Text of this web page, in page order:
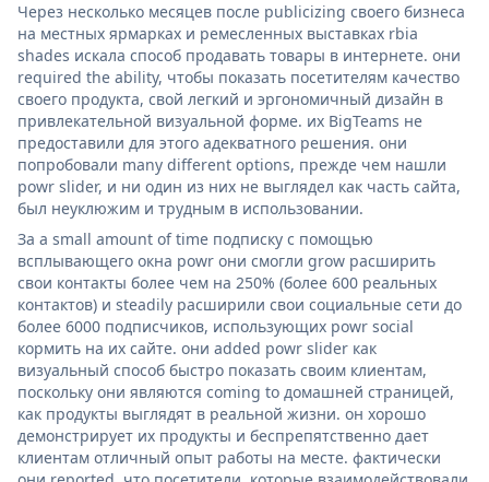
Через несколько месяцев после publicizing своего бизнеса
на местных ярмарках и ремесленных выставках rbia
shades искала способ продавать товары в интернете. они
required the ability, чтобы показать посетителям качество
своего продукта, свой легкий и эргономичный дизайн в
привлекательной визуальной форме. их BigTeams не
предоставили для этого адекватного решения. они
попробовали many different options, прежде чем нашли
powr slider, и ни один из них не выглядел как часть сайта,
был неуклюжим и трудным в использовании.
За a small amount of time подписку с помощью
всплывающего окна powr они смогли grow расширить
свои контакты более чем на 250% (более 600 реальных
контактов) и steadily расширили свои социальные сети до
более 6000 подписчиков, использующих powr social
кормить на их сайте. они added powr slider как
визуальный способ быстро показать своим клиентам,
поскольку они являются coming to домашней страницей,
как продукты выглядят в реальной жизни. он хорошо
демонстрирует их продукты и беспрепятственно дает
клиентам отличный опыт работы на месте. фактически